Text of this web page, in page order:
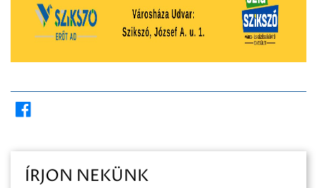
ÍRJON NEKÜNK